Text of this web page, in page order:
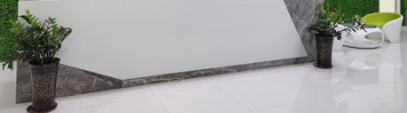
人员、掌握室内空气净化
治理实用技术和五项专利
技术、八项计算机软件著
作权登记证书等。研发实